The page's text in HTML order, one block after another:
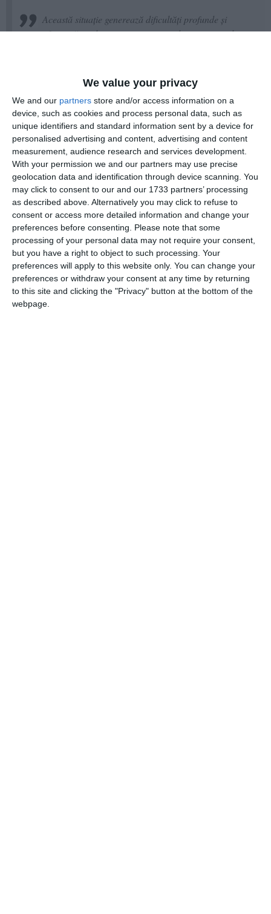
We value your privacy
We and our partners store and/or access information on a
device, such as cookies and process personal data, such as
unique identifiers and standard information sent by a device for
personalised advertising and content, advertising and content
measurement, audience research and services development.
With your permission we and our partners may use precise
geolocation data and identification through device scanning. You
may click to consent to our and our 1733 partners’ processing
as described above. Alternatively you may click to refuse to
consent or access more detailed information and change your
preferences before consenting.
Please note that some
processing of your personal data may not require your consent,
but you have a right to object to such processing. Your
preferences will apply to this website only. You can change your
preferences or withdraw your consent at any time by returning
to this site and clicking the "Privacy" button at the bottom of the
webpage.
Această situație generează dificultăți profunde și
afectează nu doar angajații, ci și calitatea serviciilor
Înțelegem și regretăm disconfortul ce va fi creat
călătorilor și operatorilor economici din cauza acestei
greve de avertisment, însă subliniem că drepturile și
condițiile de muncă ale angajaților vamali trebuie
respectate iar scopul acțiunii este atragerea atenției
autorităților române asupra problemelor grave cu
care se confruntă personalul vamal și rămase
nerezolvate de ani de zile.
Lipsa dialogului și neprezentarea la procedura de
conciliere din partea instituției vamale a blocat
soluționarea pașnică a acestui conflict de muncă și
drept urmare facem apel la autorități să soluționeze
urgent aceste probleme, să inițieze negocieri reale și
transparente și să asigure respectarea tuturor
drepturilor angajaților din vamă“ - mai transmite
sursa citată